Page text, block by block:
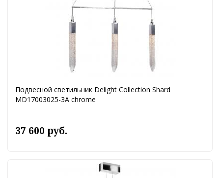
Подвесной светильник Delight Collection Shard
MD17003025-3A chrome
37 600 руб.